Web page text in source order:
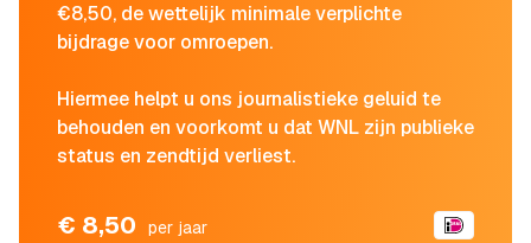
€8,50, de wettelijk minimale verplichte
bijdrage voor omroepen.
Hiermee helpt u ons journalistieke geluid te
behouden en voorkomt u dat WNL zijn publieke
status en zendtijd verliest.
€ 8,50 per jaar